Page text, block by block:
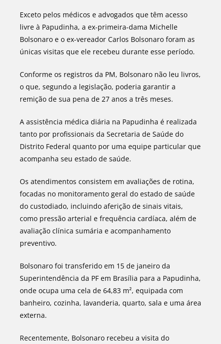
Exceto pelos médicos e advogados que têm acesso
livre à Papudinha, a ex-primeira-dama Michelle
Bolsonaro e o ex-vereador Carlos Bolsonaro foram as
únicas visitas que ele recebeu durante esse período.
Conforme os registros da PM, Bolsonaro não leu livros,
o que, segundo a legislação, poderia garantir a
remição de sua pena de 27 anos a três meses.
A assistência médica diária na Papudinha é realizada
tanto por profissionais da Secretaria de Saúde do
Distrito Federal quanto por uma equipe particular que
acompanha seu estado de saúde.
Os atendimentos consistem em avaliações de rotina,
focadas no monitoramento geral do estado de saúde
do custodiado, incluindo aferição de sinais vitais,
como pressão arterial e frequência cardíaca, além de
avaliação clínica sumária e acompanhamento
preventivo.
Bolsonaro foi transferido em 15 de janeiro da
Superintendência da PF em Brasília para a Papudinha,
onde ocupa uma cela de 64,83 m², equipada com
banheiro, cozinha, lavanderia, quarto, sala e uma área
externa.
Recentemente, Bolsonaro recebeu a visita do